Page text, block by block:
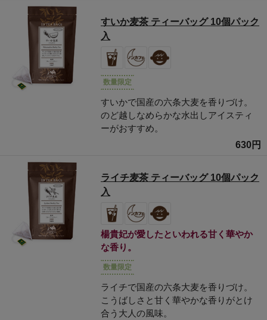
すいか麦茶 ティーバッグ 10個パック
入
数量限定
すいかで国産の六条大麦を香りづけ。
のど越しなめらかな水出しアイスティ
ーがおすすめ。
630円
ライチ麦茶 ティーバッグ 10個パック
入
楊貴妃が愛したといわれる甘く華やか
な香り。
数量限定
ライチで国産の六条大麦を香りづけ。
こうばしさと甘く華やかな香りがとけ
合う大人の風味。